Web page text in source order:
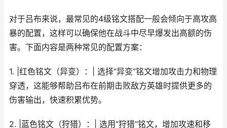
对于吕布来说，最常见的4级铭文搭配一般会倾向于高攻高
暴的配置，这样可以确保他在战斗中尽早爆发出高额的伤
害。下面内容是两种常见的配置方案：
1. |红色铭文（异变）：| 选择“异变”铭文增加攻击力和物理
穿透，这能够帮助吕布在前期击败敌方英雄时提供更多的
伤害输出，快速积累优势。
2. |蓝色铭文（狩猎）：| 选用“狩猎”铭文，增加攻速和移